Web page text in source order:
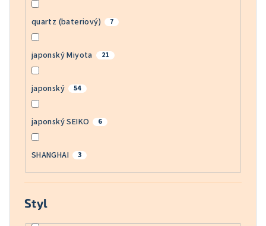
quartz (bateriový) 7
japonský Miyota 21
japonský 54
japonský SEIKO 6
SHANGHAI 3
Styl